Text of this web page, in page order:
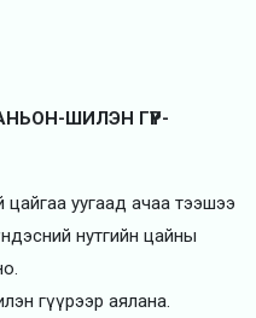
ШИЛЭН ГҮҮР-
цайгаа уугаад ачаа тээшээ
нутгийн цайны
гүүрээр аялана.